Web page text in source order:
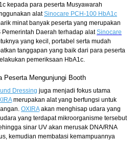
kepada para peserta Musyawarah
alatSinocare PCH-100 HbA1c
minat banyak peserta yang merupakan
Daerah terhadap alatSinocare
yang kecil, portabel serta mudah
tanggapan yang baik dari para peserta
pemeriksaan HbA1c.
Peserta Mengunjungi Booth
Dressing juga menjadi fokus utama
merupakan alat yang berfungsi untuk
OXIRAakan menghisap udara yang
yang terdapat mikroorganisme tersebut
sinar UV akan merusak DNA/RNA
kemudian membatasi kemampuannya